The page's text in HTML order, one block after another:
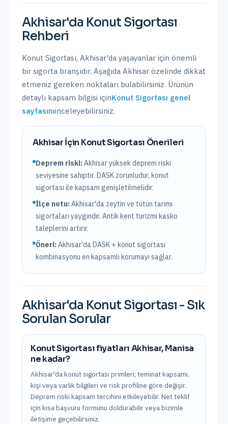
Akhisar'da Konut Sigortası
Rehberi
Konut Sigortası, Akhisar'da yaşayanlar için önemli
bir sigorta branşıdır. Aşağıda Akhisar özelinde dikkat
etmeniz gereken noktaları bulabilirsiniz. Ürünün
detaylı kapsam bilgisi içinKonut Sigortası genel
sayfasınıinceleyebilirsiniz.
Akhisarİçin Konut Sigortası Önerileri
Deprem riski:Akhisaryüksekdeprem riski
seviyesine sahiptir. DASK zorunludur, konut
sigortası ile kapsam genişletilmelidir.
İlçe notu:Akhisar'da zeytin ve tütün tarımı
sigortaları yaygındır. Antik kent turizmi kasko
taleplerini artırır.
Öneri:Akhisar'da DASK + konut sigortası
kombinasyonu en kapsamlı korumayı sağlar.
Akhisar'da Konut Sigortası - Sık
Sorulan Sorular
Konut Sigortası fiyatları Akhisar, Manisa
ne kadar?
Akhisar'da konut sigortası primleri; teminat kapsamı,
kişi veya varlık bilgileri ve risk profiline göre değişir.
Deprem riski kapsam tercihini etkileyebilir. Net teklif
için kısa başvuru formunu doldurabilir veya bizimle
iletişime geçebilirsiniz.